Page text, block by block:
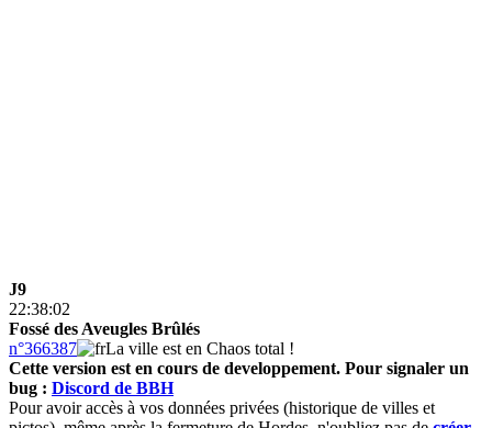
J9
22:38:02
Fossé des Aveugles Brûlés
n°366387
La ville est en Chaos total !
Cette version est en cours de developpement. Pour signaler un
bug : Discord de BBH
Pour avoir accès à vos données privées (historique de villes et